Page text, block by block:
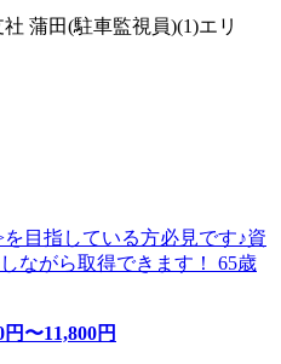
蒲田(駐車監視員)(1)エリ
目指している方必見です♪資
ながら取得できます！ 65歳
円〜11,800円